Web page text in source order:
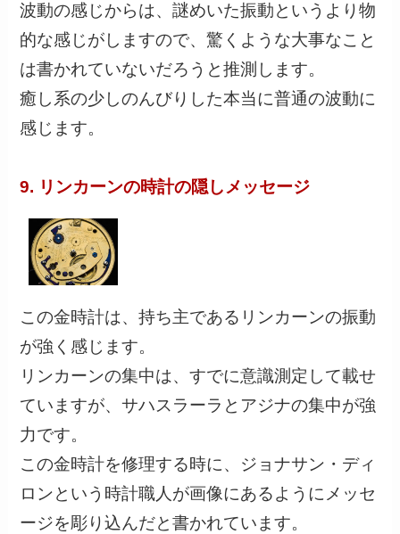
波動の感じからは、謎めいた振動というより物
的な感じがしますので、驚くような大事なこと
は書かれていないだろうと推測します。
癒し系の少しのんびりした本当に普通の波動に
感じます。
9. リンカーンの時計の隠しメッセージ
この金時計は、持ち主であるリンカーンの振動
が強く感じます。
リンカーンの集中は、すでに意識測定して載せ
ていますが、サハスラーラとアジナの集中が強
力です。
この金時計を修理する時に、ジョナサン・ディ
ロンという時計職人が画像にあるようにメッセ
ージを彫り込んだと書かれています。